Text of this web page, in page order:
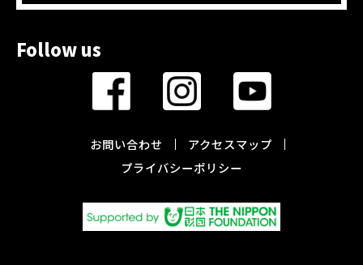
Follow us
お問い合わせ
アクセスマップ
プライバシーポリシー